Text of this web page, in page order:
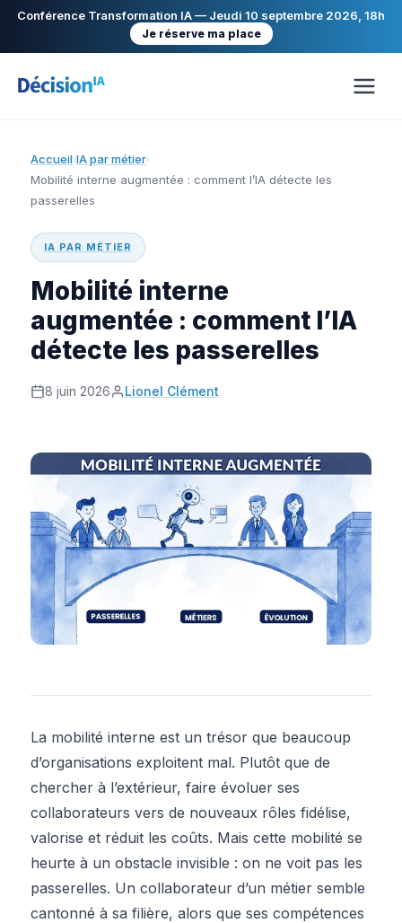
Conférence Transformation IA — Jeudi 10 septembre 2026, 18h
Je réserve ma place
Accueil›IA par métier›
Mobilité interne augmentée : comment l’IA détecte les
passerelles
IA PAR MÉTIER
Mobilité interne
augmentée : comment l’IA
détecte les passerelles
8 juin 2026 Lionel Clément
La mobilité interne est un trésor que beaucoup
d’organisations exploitent mal. Plutôt que de
chercher à l’extérieur, faire évoluer ses
collaborateurs vers de nouveaux rôles fidélise,
valorise et réduit les coûts. Mais cette mobilité se
heurte à un obstacle invisible : on ne voit pas les
passerelles. Un collaborateur d’un métier semble
cantonné à sa filière, alors que ses compétences